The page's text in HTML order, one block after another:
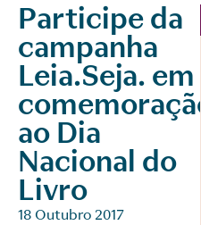
Participe da
campanha
Leia.Seja. em
comemoração
ao Dia
Nacional do
Livro
18 Outubro 2017